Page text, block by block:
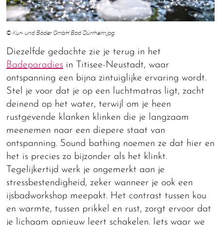
© Kur- und Bäder GmbH Bad Dürrheim.jpg
Diezelfde gedachte zie je terug in het
Badeparadies in Titisee-Neustadt, waar
ontspanning een bijna zintuiglijke ervaring wordt.
Stel je voor dat je op een luchtmatras ligt, zacht
deinend op het water, terwijl om je heen
rustgevende klanken klinken die je langzaam
meenemen naar een diepere staat van
ontspanning. Sound bathing noemen ze dat hier en
het is precies zo bijzonder als het klinkt.
Tegelijkertijd werk je ongemerkt aan je
stressbestendigheid, zeker wanneer je ook een
ijsbadworkshop meepakt. Het contrast tussen kou
en warmte, tussen prikkel en rust, zorgt ervoor dat
je lichaam opnieuw leert schakelen. Iets waar we